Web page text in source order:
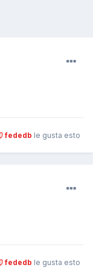
fededb le gusta esto
fededb le gusta esto